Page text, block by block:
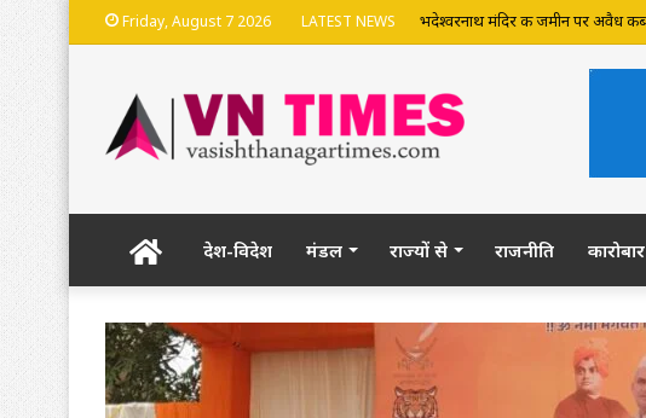
Friday, August 7 2026 LATEST NEWS भदेश्वरनाथ मंदिर की जमीन पर अवैध
Homeदेश-विदेश मंडल राज्यों से राजनीति कारोबार